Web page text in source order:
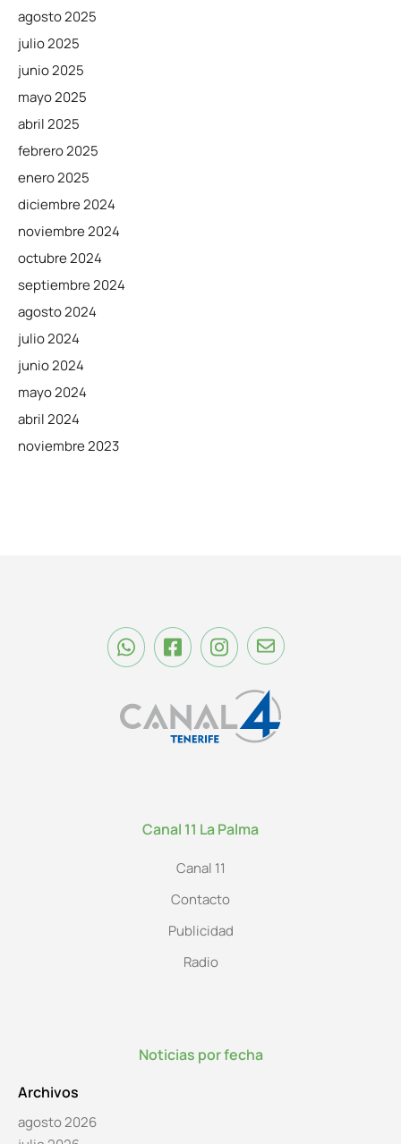
agosto 2025
julio 2025
junio 2025
mayo 2025
abril 2025
febrero 2025
enero 2025
diciembre 2024
noviembre 2024
octubre 2024
septiembre 2024
agosto 2024
julio 2024
junio 2024
mayo 2024
abril 2024
noviembre 2023
Canal 11 La Palma
Canal 11
Contacto
Publicidad
Radio
Noticias por fecha
Archivos
agosto 2026